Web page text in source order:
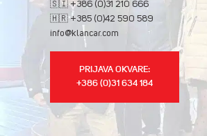
🇸🇮 +386 (0)31 210 666
🇭🇷 +385 (0)42 590 589
info@klancar.com
PRIJAVA OKVARE:
+386 (0)31 634 184